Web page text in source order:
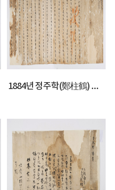
1884년 정주학(鄭柱鶴) 시권(試卷)